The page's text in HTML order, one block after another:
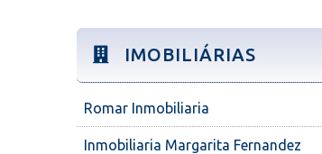
IMOBILIÁRIAS
Romar Inmobiliaria
Inmobiliaria Margarita Fernandez